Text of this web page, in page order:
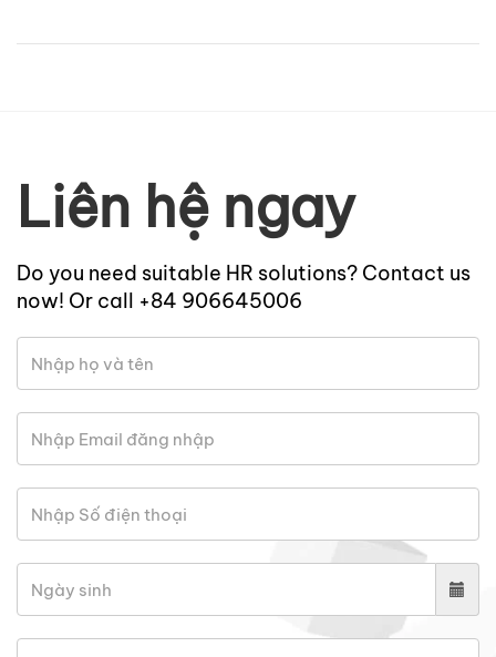
Liên hệ ngay
Do you need suitable HR solutions? Contact us
now! Or call +84 906645006